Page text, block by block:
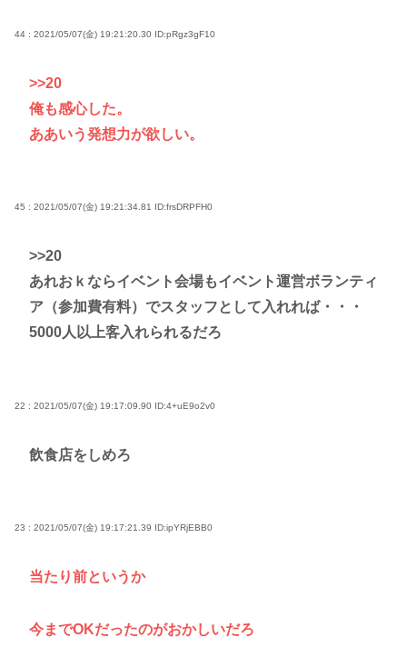
44 : 2021/05/07(金) 19:21:20.30 ID:pRgz3gF10
>>20
俺も感心した。
ああいう発想力が欲しい。
45 : 2021/05/07(金) 19:21:34.81 ID:frsDRPFH0
>>20
あれおｋならイベント会場もイベント運営ボランティ
ア（参加費有料）でスタッフとして入れれば・・・
5000人以上客入れられるだろ
22 : 2021/05/07(金) 19:17:09.90 ID:4+uE9o2v0
飲食店をしめろ
23 : 2021/05/07(金) 19:17:21.39 ID:ipYRjEBB0
当たり前というか
今までOKだったのがおかしいだろ